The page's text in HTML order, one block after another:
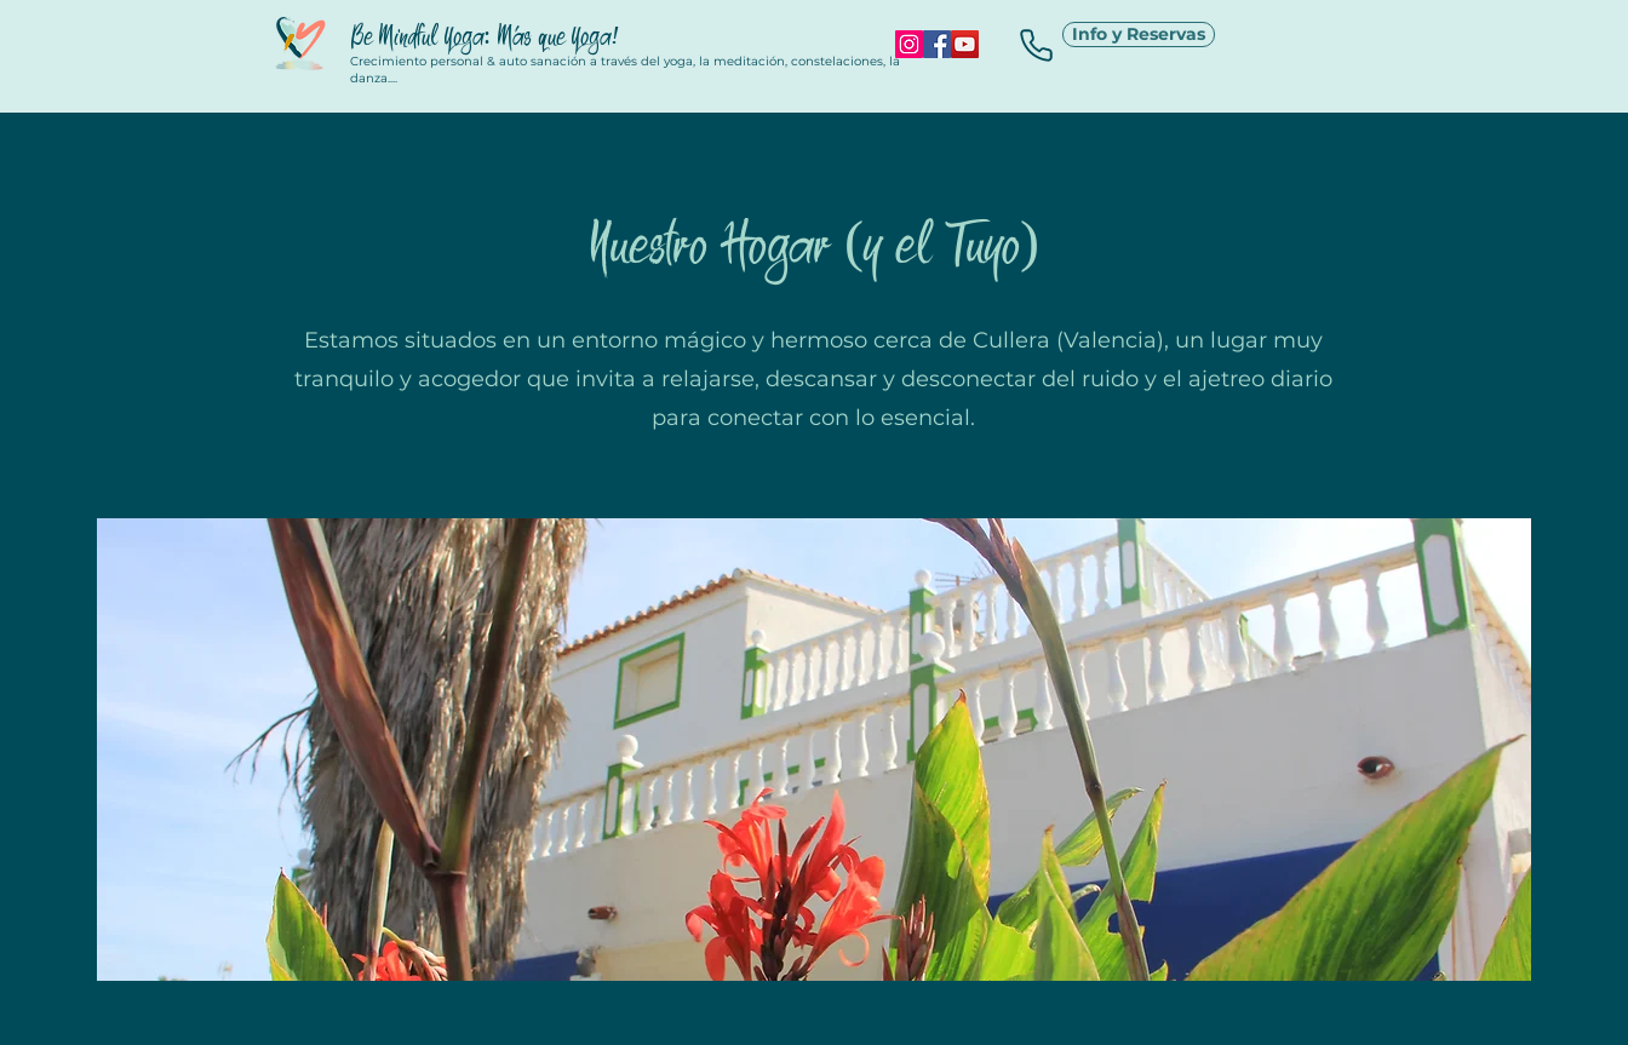
Be Mindful Yoga: Más que Yoga!
Crecimiento personal & auto sanación a través del yoga, la meditación, constelaciones, la
danza....
Info y Reservas
Nuestro Hogar (y el Tuyo)
Estamos situados en un entorno mágico y hermoso cerca de Cullera (Valencia), un lugar muy
tranquilo y acogedor que invita a relajarse, descansar y desconectar del ruido y el ajetreo diario
para conectar con lo esencial.